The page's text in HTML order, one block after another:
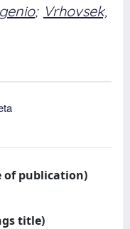
; Vrhovsek,
of publication)
title)